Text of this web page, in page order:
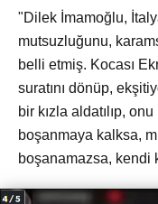
"Dilek İmamoğlu,
mutsuzluğunu,
belli etmiş. Kocası
suratını dönüp,
bir kızla aldatılıp,
boşanmaya kalksa,
boşanamazsa, kendi